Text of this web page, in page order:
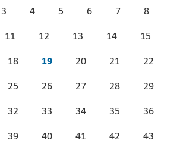
3 4 5 6 7 8
11 12 13 14 15
18 19 20 21 22
25 26 27 28 29
32 33 34 35 36
39 40 41 42 43